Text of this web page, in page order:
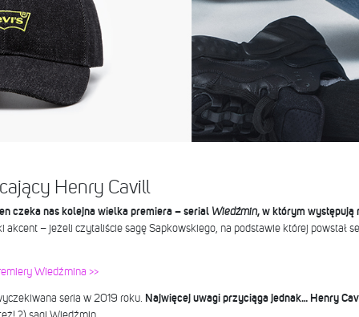
Henry Cavill
czeka nas kolejna wielka premiera – serial Wiedźmin, w którym występują
akcent – jeżeli czytaliście sagę Sapkowskiego, na podstawie której powstał
Wiedźmina >>
seria w 2019 roku. Najwięcej uwagi przyciąga jednak… Henry